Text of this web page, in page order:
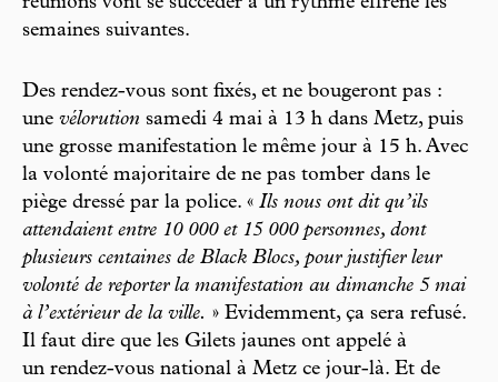
semaines suivantes.
Des rendez-vous sont fixés, et ne bougeront pas :
une vélorution samedi 4 mai à 13 h dans Metz, puis
une grosse manifestation le même jour à 15 h. Avec
la volonté majoritaire de ne pas tomber dans le
piège dressé par la police. « Ils nous ont dit qu’ils
attendaient entre 10 000 et 15 000 personnes, dont
plusieurs centaines de Black Blocs, pour justifier leur
volonté de reporter la manifestation au dimanche 5 mai
à l’extérieur de la ville. » Evidemment, ça sera refusé.
Il faut dire que les Gilets jaunes ont appelé à
un rendez-vous national à Metz ce jour-là. Et de